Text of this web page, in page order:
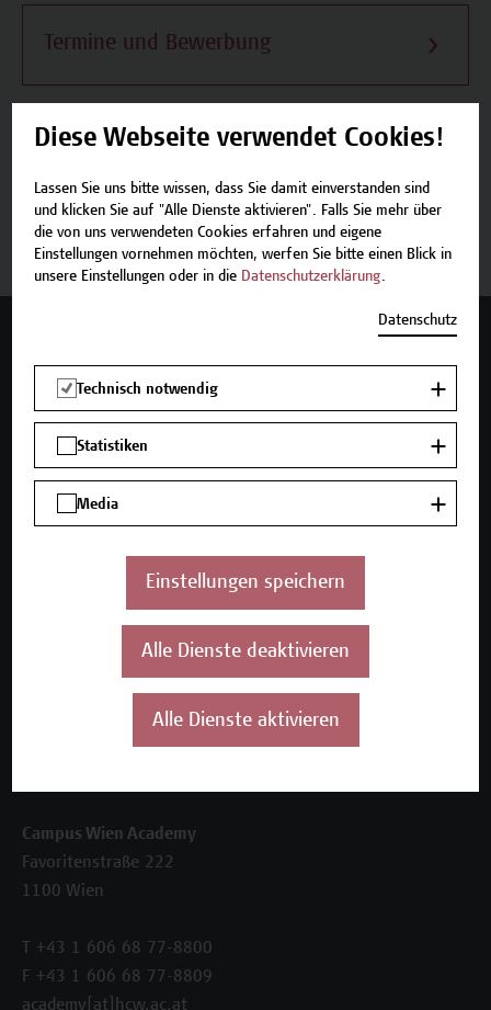
Termine und Bewerbung
Beschreibung
Termine und Bewerbung
Unser Angebot
Seminare und Zertifikatsprogramme
Inhouse-Weiterbildung
Referenzen und Partner*innen
Campus Wien Academy
Favoritenstraße 222
1100 Wien
T +43 1 606 68 77-8800
F +43 1 606 68 77-8809
academy[at]hcw.ac.at
Diese Webseite verwendet Cookies!
Lassen Sie uns bitte wissen, dass Sie damit einverstanden sind
und klicken Sie auf "Alle Dienste aktivieren". Falls Sie mehr über
die von uns verwendeten Cookies erfahren und eigene
Einstellungen vornehmen möchten, werfen Sie bitte einen Blick in
unsere Einstellungen oder in die Datenschutzerklärung.
Datenschutz
Technisch notwendig
Statistiken
Media
Einstellungen speichern
Alle Dienste deaktivieren
Alle Dienste aktivieren